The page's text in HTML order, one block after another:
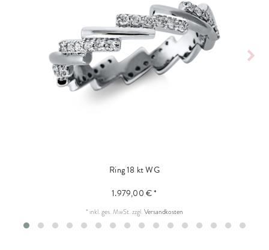
Ring 18 kt WG
1.979,00 € *
* inkl. ges. MwSt.zzgl.Versandkosten